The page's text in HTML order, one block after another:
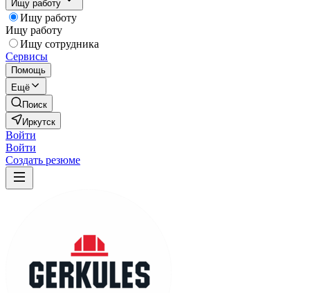
Ищу работу
Ищу работу
Ищу работу
Ищу сотрудника
Сервисы
Помощь
Ещё
Поиск
Иркутск
Войти
Войти
Создать резюме